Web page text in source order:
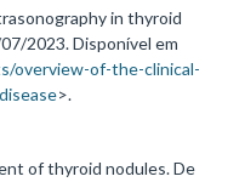
in thyroid
2023. Disponível em
overview-of-the-clinical-
>.
of thyroid nodules. De